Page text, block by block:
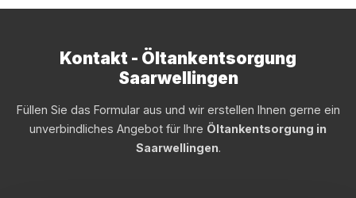
Kontakt - Öltankentsorgung
Saarwellingen
Füllen Sie das Formular aus und wir erstellen Ihnen gerne ein
unverbindliches Angebot für Ihre Öltankentsorgung in
Saarwellingen.